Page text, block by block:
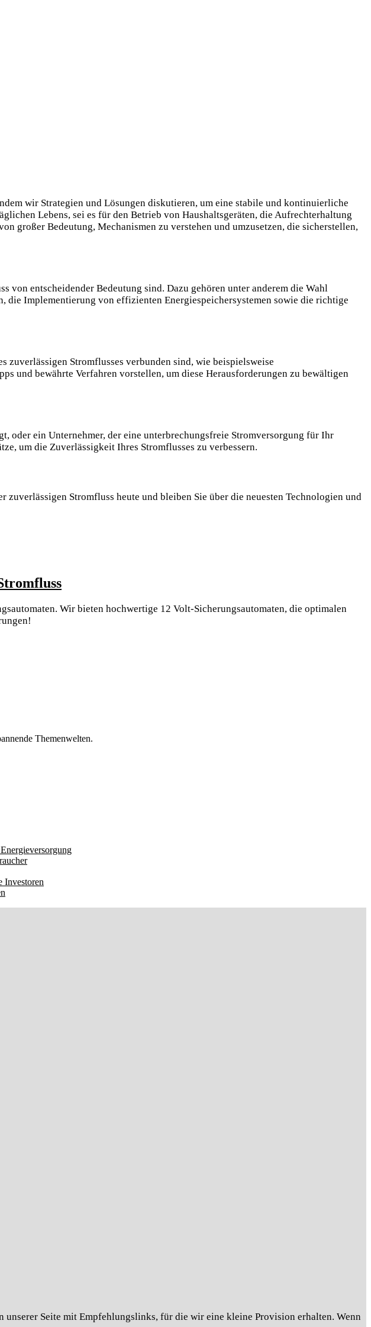
wir Strategien und Lösungen diskutieren, um eine stabile und kontinuierliche
Lebens, sei es für den Betrieb von Haushaltsgeräten, die Aufrechterhaltung
großer Bedeutung, Mechanismen zu verstehen und umzusetzen, die sicherstellen,
von entscheidender Bedeutung sind. Dazu gehören unter anderem die Wahl
Implementierung von effizienten Energiespeichersystemen sowie die richtige
Stromflusses verbunden sind, wie beispielsweise
und bewährte Verfahren vorstellen, um diese Herausforderungen zu bewältigen
oder ein Unternehmer, der eine unterbrechungsfreie Stromversorgung für Ihr
um die Zuverlässigkeit Ihres Stromflusses zu verbessern.
Stromfluss heute und bleiben Sie über die neuesten Technologien und
12
Sicherungsautomat:
Wir bieten hochwertige 12 Volt-Sicherungsautomaten, die optimalen
Themenwelten.
Investoren
Seite mit Empfehlungslinks, für die wir eine kleine Provision erhalten. Wenn